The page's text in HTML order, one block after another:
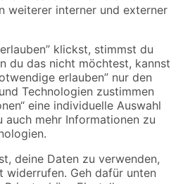
MwSt.. Die dargestellten Angebote sind unter